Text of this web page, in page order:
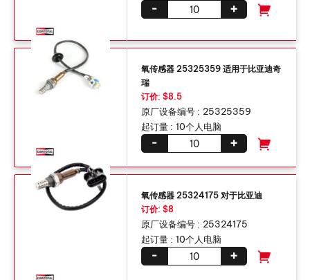
+
-
氧传感器 25325359 适用于比亚迪奇
瑞
订价: $8.5
原厂设备编号 : 25325359
起订量 : 10个人电脑
+
-
氧传感器 25324175 对于比亚迪
订价: $8
原厂设备编号 : 25324175
起订量 : 10个人电脑
+
-